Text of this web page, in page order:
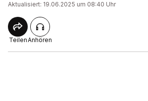
Aktualisiert: 19.06.2025 um 08:40 Uhr
TeilenAnhören